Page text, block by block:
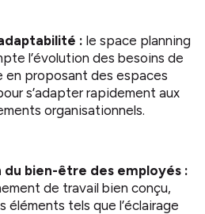
: le space planning
l’évolution des besoins de
en proposant des espaces
s’adapter rapidement aux
organisationnels.
bien-être des employés :
de travail bien conçu,
éléments tels que l’éclairage